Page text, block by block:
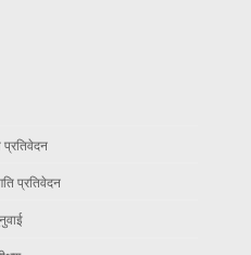
प्रतिवेदन
प्रतिवेदन